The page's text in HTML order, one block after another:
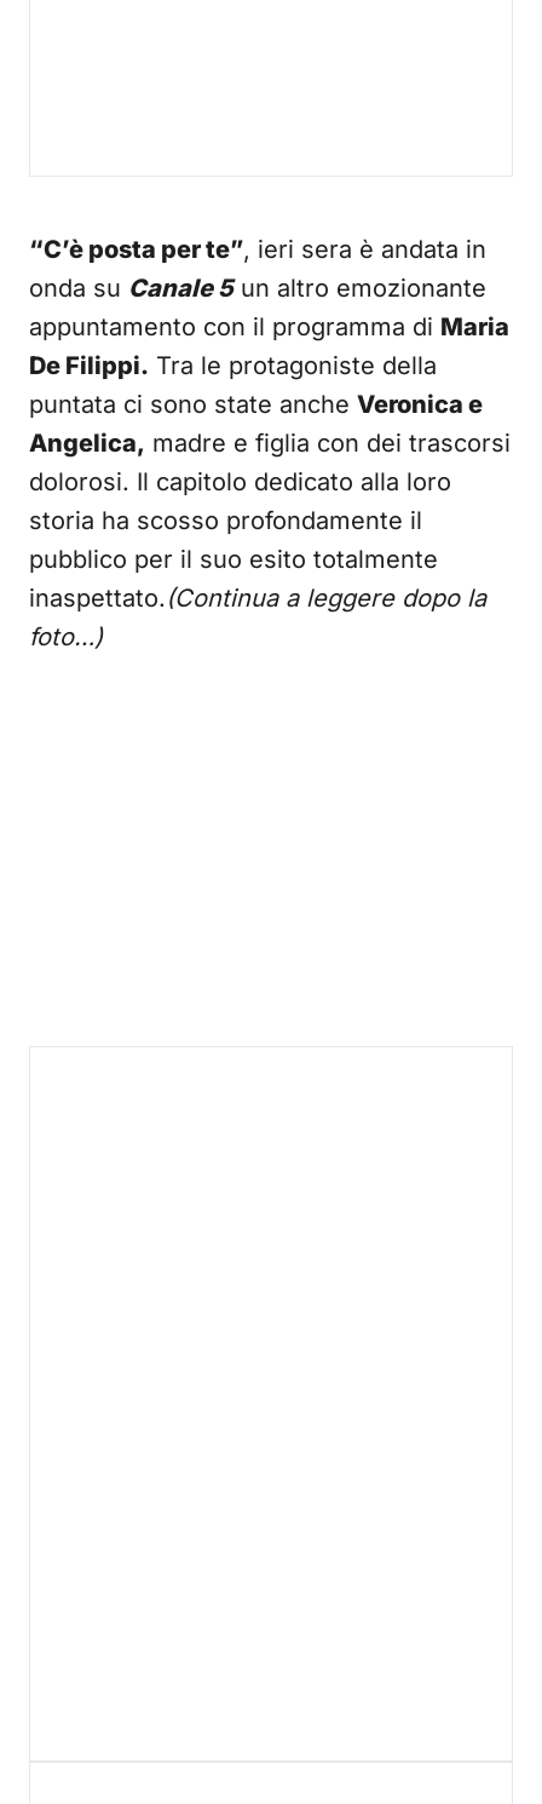
“C’è posta per te”, ieri sera è andata in
onda su Canale 5un altro emozionante
appuntamento con il programma di Maria
De Filippi. Tra le protagoniste della
puntata ci sono state anche Veronica e
Angelica, madre e figlia con dei trascorsi
dolorosi. Il capitolo dedicato alla loro
storia ha scosso profondamente il
pubblico per il suo esito totalmente
inaspettato.(Continua a leggere dopo la
foto…)